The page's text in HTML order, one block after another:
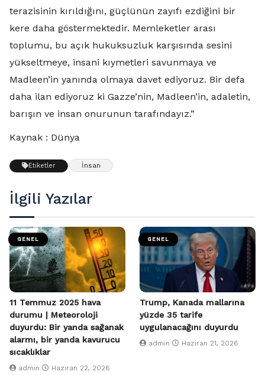
terazisinin kırıldığını, güçlünün zayıfı ezdiğini bir
kere daha göstermektedir. Memleketler arası
toplumu, bu açık hukuksuzluk karşısında sesini
yükseltmeye, insani kıymetleri savunmaya ve
Madleen’in yanında olmaya davet ediyoruz. Bir defa
daha ilan ediyoruz ki Gazze’nin, Madleen’in, adaletin,
barışın ve insan onurunun tarafındayız.”
Kaynak : Dünya
Etiketler İnsan
İlgili Yazılar
GENEL
11 Temmuz 2025 hava
durumu | Meteoroloji
duyurdu: Bir yanda sağanak
alarmı, bir yanda kavurucu
sıcaklıklar
admin Haziran 22, 2026
GENEL
Trump, Kanada mallarına
yüzde 35 tarife
uygulanacağını duyurdu
admin Haziran 21, 2026